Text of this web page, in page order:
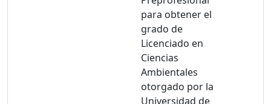
para obtener el
grado de
Licenciado en
Ciencias
Ambientales
otorgado por la
Universidad de